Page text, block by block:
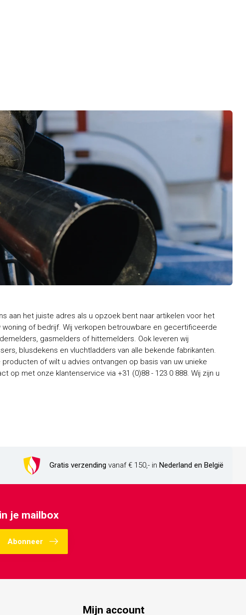
aan het juiste adres als u opzoek bent naar artikelen voor het
woning of bedrijf. Wij verkopen betrouwbare en gecertificeerde
gasmelders of hittemelders. Ook leveren wij
blusdekens en vluchtladders van alle bekende fabrikanten.
of wilt u advies ontvangen op basis van uw unieke
op met onze klantenservice via +31 (0)88 - 123 0 888. Wij zijn u
Gratis verzending vanaf € 150,- in Nederland en België
je mailbox
Abonneer
Mijn account